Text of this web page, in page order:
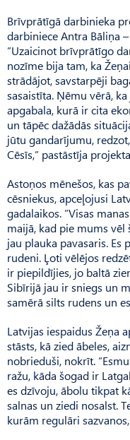
Brīvprātīgā darbinieka
darbiniece Antra Bāliņa
”Uzaicinot brīvprātīgo
nozīme bija tam, ka
strādājot, savstarpēji
sasaistīta. Ņēmu vērā,
apgabala, kurā ir cita
un tāpēc dažādās
jūtu gandarījumu,
Cēsīs,” pastāstīja
Astoņos mēnešos, kas
cēsniekus, apceļojusi
gadalaikos. ”Visas
maijā, kad pie mums
jau plauka pavasaris.
rudeni. Ļoti vēlējos
ir piepildījies, jo baltā
Sibīrijā jau ir sniegs un
samērā silts rudens un
Latvijas iespaidus Žeņa
stāsts, kā zied ābeles,
nobrieduši, nokrīt.
ražu, kāda šogad ir
es dzīvoju, ābolu tikpat
salnas un ziedi nosalst.
kurām regulāri